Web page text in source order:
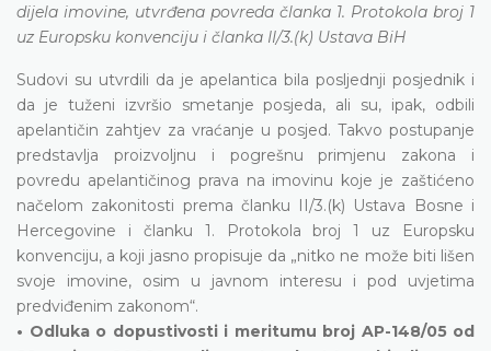
dijela imovine, utvrđena povreda članka 1. Protokola broj 1
uz Europsku konvenciju i članka II/3.(k) Ustava BiH
Sudovi su utvrdili da je apelantica bila posljednji posjednik i
da je tuženi izvršio smetanje posjeda, ali su, ipak, odbili
apelantičin zahtjev za vraćanje u posjed. Takvo postupanje
predstavlja proizvoljnu i pogrešnu primjenu zakona i
povredu apelantičinog prava na imovinu koje je zaštićeno
načelom zakonitosti prema članku II/3.(k) Ustava Bosne i
Hercegovine i članku 1. Protokola broj 1 uz Europsku
konvenciju, a koji jasno propisuje da „nitko ne može biti lišen
svoje imovine, osim u javnom interesu i pod uvjetima
predviđenim zakonom“.
• Odluka o dopustivosti i meritumu broj AP-148/05 od